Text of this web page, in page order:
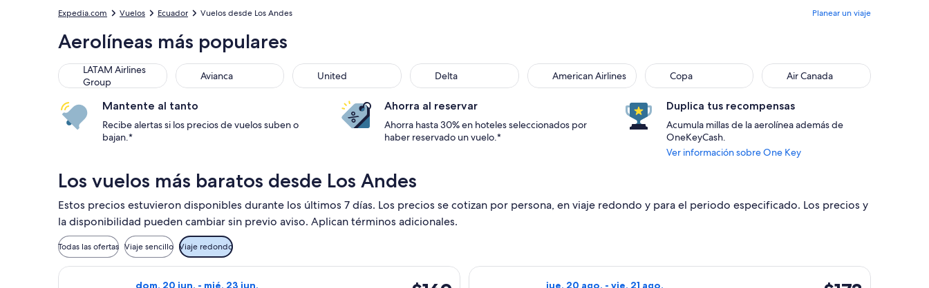
Expedia.com Vuelos Ecuador Vuelos desde Los Andes Planear un viaje
Aerolíneas más populares
LATAM Airlines
Group
Avianca United Delta American Airlines Copa Air Canada
Mantente al tanto
Recibe alertas si los precios de vuelos suben o
bajan.*
Ahorra al reservar
Ahorra hasta 30% en hoteles seleccionados por
haber reservado un vuelo.*
Duplica tus recompensas
Acumula millas de la aerolínea además de
OneKeyCash.
Ver información sobre One Key
Los vuelos más baratos desde Los Andes
Estos precios estuvieron disponibles durante los últimos 7 días. Los precios se cotizan por persona, en viaje redondo y para el periodo especificado. Los precios y
la disponibilidad pueden cambiar sin previo aviso. Aplican términos adicionales.
Todas las ofertas Viaje sencillo Viaje redondo
dom, 20 jun. - mié, 23 jun.
Seleccionar vuelo de LATAM Airlines Group, con salida el dom, 20 jun. desde Cuenca hacia Guayaquil, con regreso el mié, 23 jun., con precio de $169.
jue, 20 ago. - vie, 21 ago.
Seleccionar vuelo de LATAM Airlines Group, con salida el jue, 20 ago.